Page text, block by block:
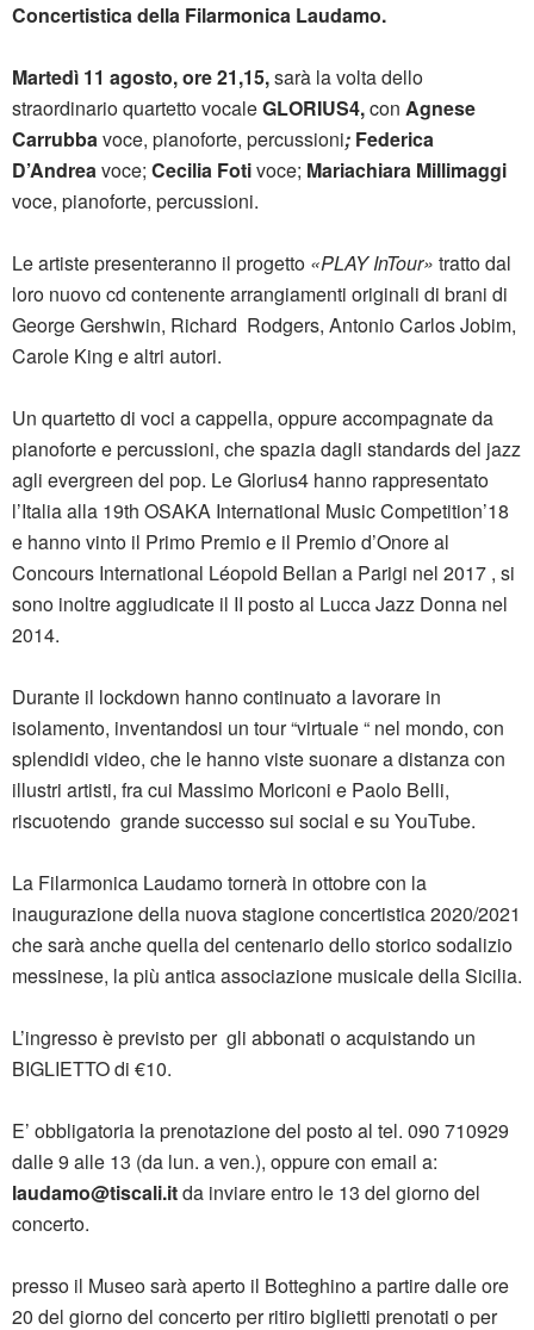
Concertistica della Filarmonica Laudamo.
Martedì 11 agosto, ore 21,15,sarà la volta dello
straordinario quartetto vocaleGLORIUS4,con Agnese
Carrubbavoce, pianoforte, percussioni; Federica
D’Andreavoce; Cecilia Fotivoce; Mariachiara Millimaggi
voce, pianoforte, percussioni.
Le artiste presenteranno il progetto «PLAY InTour» tratto dal
loro nuovo cd contenente arrangiamenti originali di brani di
George Gershwin, Richard Rodgers, Antonio Carlos Jobim,
Carole King e altri autori.
Un quartetto di voci a cappella, oppure accompagnate da
pianoforte e percussioni, che spazia dagli standards del jazz
agli evergreen del pop. Le Glorius4 hanno rappresentato
l’Italia alla 19th OSAKA International Music Competition’18
e hanno vinto il Primo Premio e il Premio d’Onore al
Concours International Léopold Bellan a Parigi nel 2017 , si
sono inoltre aggiudicate il II posto al Lucca Jazz Donna nel
2014.
Durante il lockdown hanno continuato a lavorare in
isolamento, inventandosi un tour “virtuale “ nel mondo, con
splendidi video, che le hanno viste suonare a distanza con
illustri artisti, fra cui Massimo Moriconi e Paolo Belli,
riscuotendo grande successo sui social e su YouTube.
La Filarmonica Laudamo tornerà in ottobre con la
inaugurazione della nuova stagione concertistica 2020/2021
che sarà anche quella del centenario dello storico sodalizio
messinese, la più antica associazione musicale della Sicilia.
L’ingresso è previsto per gli abbonati o acquistando un
BIGLIETTO di €10.
E’ obbligatoria la prenotazione del posto al tel. 090 710929
dalle 9 alle 13 (da lun. a ven.), oppure con email a:
laudamo@tiscali.itda inviare entro le 13 del giorno del
concerto.
presso il Museo sarà aperto il Botteghino a partire dalle ore
20 del giorno del concerto per ritiro biglietti prenotati o per